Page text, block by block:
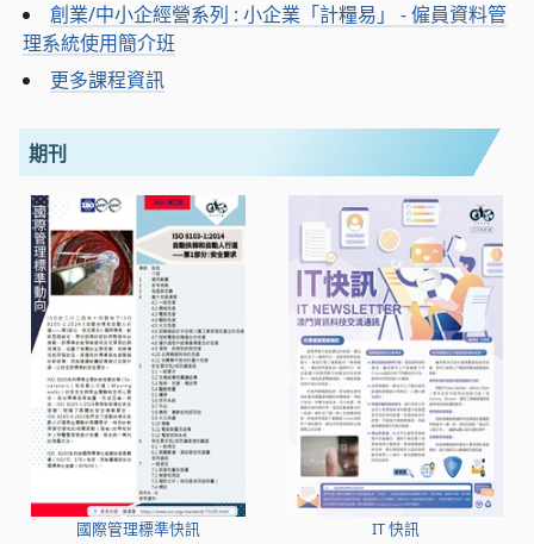
創業/中小企經營系列 : 小企業「計糧易」 - 僱員資料管
理系統使用簡介班
更多課程資訊
期刊
國際管理標準快訊 IT 快訊